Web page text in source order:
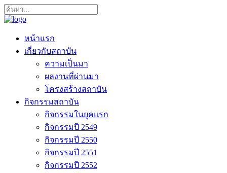
หน้าแรก
เกี่ยวกับสถาบัน
ความเป็นมา
ผลงานที่ผ่านมา
โครงสร้างสถาบัน
กิจกรรมสถาบัน
กิจกรรมในยุคแรก
กิจกรรมปี 2549
กิจกรรมปี 2550
กิจกรรมปี 2551
กิจกรรมปี 2552